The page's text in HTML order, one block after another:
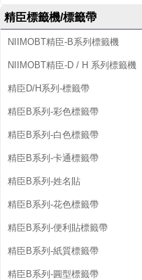
精臣標籤機/標籤帶
NIIMOBT精臣-B系列標籤機
NIIMOBT精臣-D / H 系列標籤機
精臣D/H系列-標籤帶
精臣B系列-彩色標籤帶
精臣B系列-白色標籤帶
精臣B系列-卡通標籤帶
精臣B系列-姓名貼
精臣B系列-花色標籤帶
精臣B系列-便利貼標籤帶
精臣B系列-紙質標籤帶
精臣B系列-圓型標籤帶